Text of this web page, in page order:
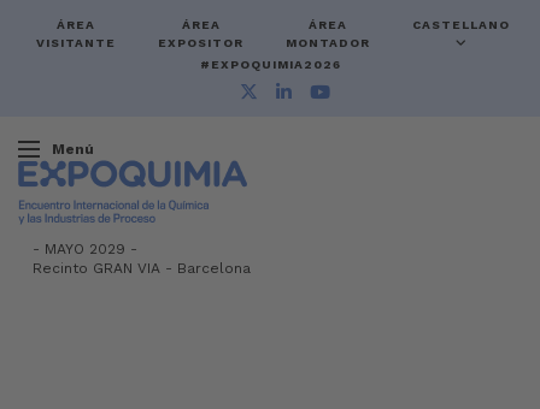
ÁREA
VISITANTE
ÁREA
EXPOSITOR
ÁREA
MONTADOR
CASTELLANO
#EXPOQUIMIA2026
Menú
- MAYO 2029 -
Recinto GRAN VIA - Barcelona